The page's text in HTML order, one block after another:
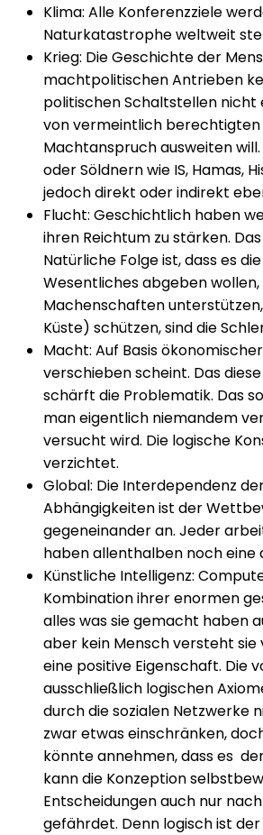
Klima: Alle Konferenzziele
Naturkatastrophe weltweit
Krieg: Die Geschichte der
machtpolitischen Antrieben
politischen Schaltstellen nicht
von vermeintlich berechtigten
Machtanspruch ausweiten
oder Söldnern wie IS, Hamas,
jedoch direkt oder indirekt
Flucht: Geschichtlich haben
ihren Reichtum zu stärken.
Natürliche Folge ist, dass es
Wesentliches abgeben
Machenschaften
Küste) schützen, sind die
Macht: Auf Basis
verschieben scheint. Das
schärft die Problematik. Das
man eigentlich niemandem
versucht wird. Die logische
verzichtet.
Global: Die Interdependenz
Abhängigkeiten ist der
gegeneinander an. Jeder
haben allenthalben noch eine
Künstliche Intelligenz:
Kombination ihrer enormen
alles was sie gemacht haben
aber kein Mensch versteht sie
eine positive Eigenschaft. Die
ausschließlich logischen
durch die sozialen Netzwerke
zwar etwas einschränken,
könnte annehmen, dass es
kann die Konzeption
Entscheidungen auch nur
gefährdet. Denn logisch ist